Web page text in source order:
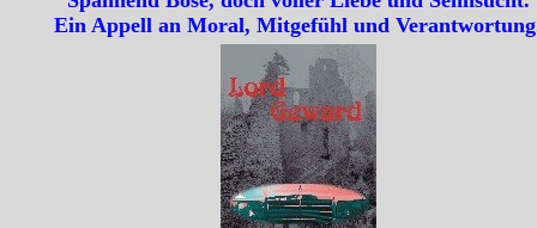
Ein Appell an Moral, Mitgefühl und